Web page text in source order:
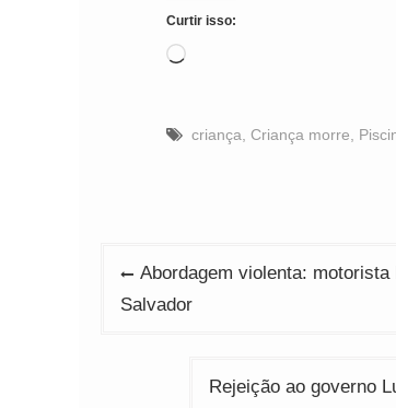
Curtir isso:
Carregando...
criança Criança morre
Navegação
de
Abordagem violenta:
Salvador
Rejeição ao governo